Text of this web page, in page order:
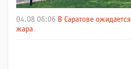
04.08 06:06 В Саратове
жара